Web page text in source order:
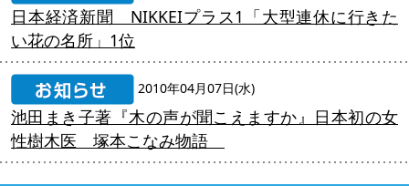
日本経済新聞 NIKKEIプラス1「大型連休に行きた
い花の名所」1位
2010年04月07日(水)
池田まき子著『木の声が聞こえますか』日本初の女
性樹木医 塚本こなみ物語